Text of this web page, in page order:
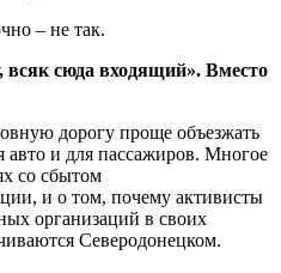
– не так.
всяк сюда входящий». Вместо
дорогу проще объезжать
авто и для пассажиров. Многое
со сбытом
и о том, почему активисты
организаций в своих
Северодонецком.